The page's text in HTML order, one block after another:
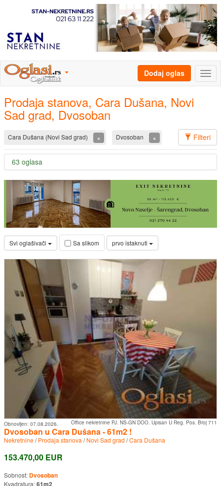
Dodaj oglas
Prodaja stanova, Cara Dušana, Novi
Sad grad, Dvosoban
Filteri
Cara Dušana (Novi Sad grad) × Dvosoban ×
63 oglasa
Svi oglašivači Sa slikom prvo istaknuti
Office nekretnine PJ. NS-GN DOO. Upisan U Reg. Pos. Broj 711
Obnovljen: 07.08.2026.
Dvosoban u Cara Dušana - 61m2 !
Nekretnine/Prodaja stanova /Novi Sad grad /Cara Dušana
153.470,00 EUR
Sobnost: Dvosoban
Kvadratura:61m2